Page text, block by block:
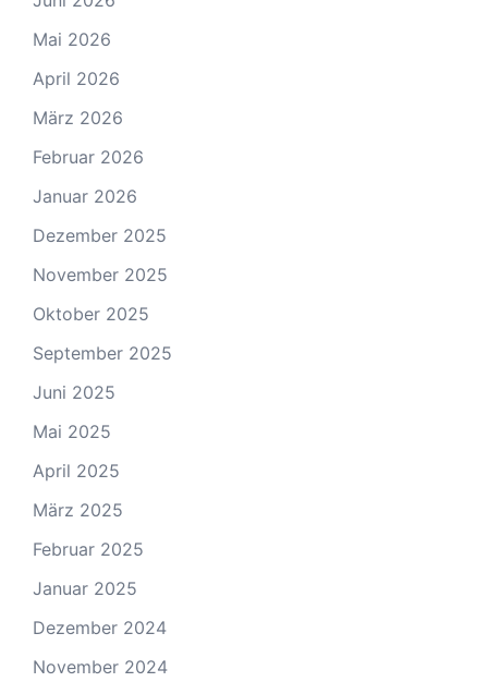
Mai 2026
April 2026
März 2026
Februar 2026
Januar 2026
Dezember 2025
November 2025
Oktober 2025
September 2025
Juni 2025
Mai 2025
April 2025
März 2025
Februar 2025
Januar 2025
Dezember 2024
November 2024